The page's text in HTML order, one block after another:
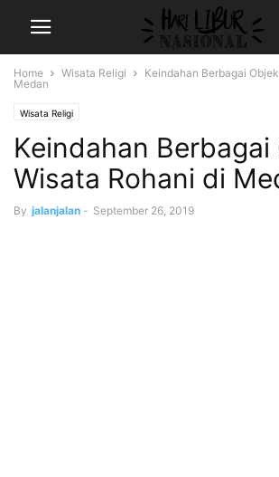
Home Wisata Religi
Keindahan Berbagai
Medan
Wisata Religi
Keindahan Berbagai
Wisata Rohani di
By jalanjalan - September 26, 2019